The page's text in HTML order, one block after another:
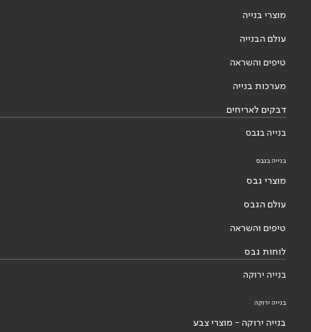
מוצרי בנייה
עולם הבנייה
טיפים והשראה
מערכות בנייה
דבקים לאריחים
בנייה בגבס
בנייה בגבס
מוצרי גבס
עולם הגבס
טיפים והשראה
לוחות גבס
בנייה ירוקה
בנייה ירוקה
בנייה ירוקה - מוצרי צבע